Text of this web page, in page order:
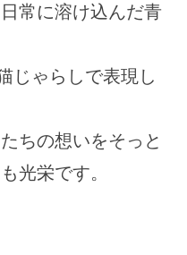
常に溶け込んだ青
じゃらしで表現し
ちの想いをそっと
光栄です。